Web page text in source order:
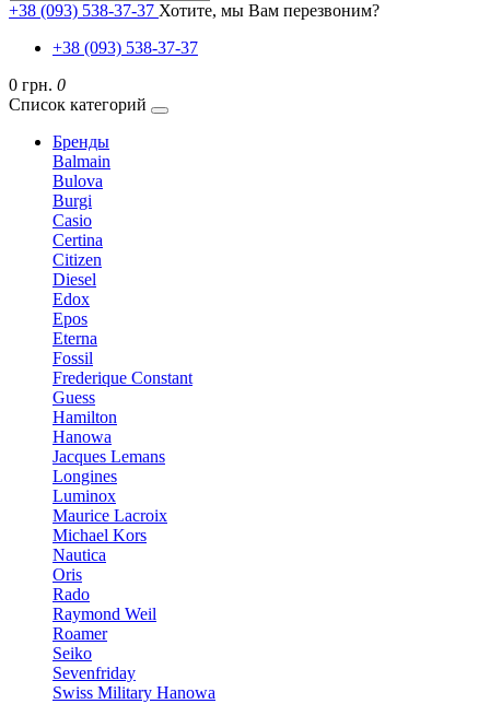
+38 (093) 538-37-37 Хотите, мы Вам перезвоним?
+38 (093) 538-37-37
0 грн. 0
Список категорий
Бренды
Balmain
Bulova
Burgi
Casio
Certina
Citizen
Diesel
Edox
Epos
Eterna
Fossil
Frederique Constant
Guess
Hamilton
Hanowa
Jacques Lemans
Longines
Luminox
Maurice Lacroix
Michael Kors
Nautica
Oris
Rado
Raymond Weil
Roamer
Seiko
Sevenfriday
Swiss Military Hanowa